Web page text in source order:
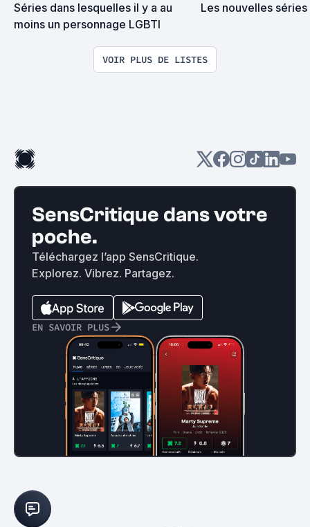
Séries dans lesquelles il y a au
moins un personnage LGBTI
Les nouvelles séries
VOIR PLUS DE LISTES
SensCritique dans votre
poche.
Téléchargez l’app SensCritique.
Explorez. Vibrez. Partagez.
EN SAVOIR PLUS